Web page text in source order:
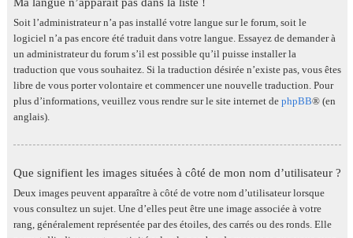
Soit l’administrateur n’a pas installé votre langue sur le forum, soit le
logiciel n’a pas encore été traduit dans votre langue. Essayez de demander à
un administrateur du forum s’il est possible qu’il puisse installer la
traduction que vous souhaitez. Si la traduction désirée n’existe pas, vous êtes
libre de vous porter volontaire et commencer une nouvelle traduction. Pour
plus d’informations, veuillez vous rendre sur le site internet de phpBB® (en
anglais).
Que signifient les images situées à côté de mon nom d’utilisateur ?
Deux images peuvent apparaître à côté de votre nom d’utilisateur lorsque
vous consultez un sujet. Une d’elles peut être une image associée à votre
rang, généralement représentée par des étoiles, des carrés ou des ronds. Elle